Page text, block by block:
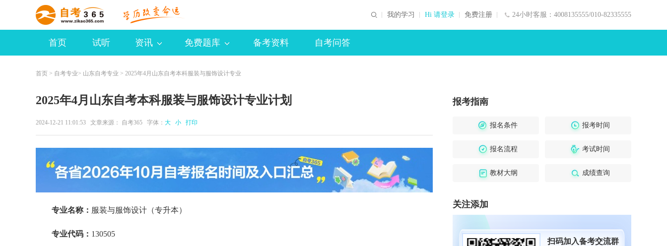
24小时客服：4008135555/010-82335555
我的学习 Hi 请登录 免费注册
首页 试听 资讯 免费题库 备考资料 自考问答
首页 > 自考专业> 山东自考专业 > 2025年4月山东自考本科服装与服饰设计专业
2025年4月山东自考本科服装与服饰设计专业计划
2024-12-21 11:01:53 文章来源： 自考365 字体： 大 小 打印
专业名称： 服装与服饰设计（专升本）
专业代码： 130505
报考指南
报名条件 报考时间
报名流程 考试时间
教材大纲 成绩查询
关注添加
扫码加入备考交流群